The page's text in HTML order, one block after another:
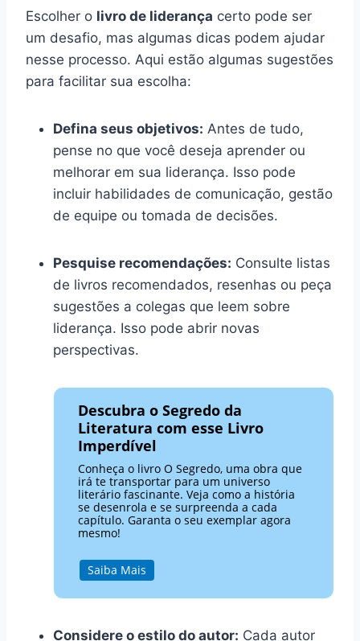
Escolher o livro de liderança certo pode ser
um desafio, mas algumas dicas podem ajudar
nesse processo. Aqui estão algumas sugestões
para facilitar sua escolha:
Defina seus objetivos: Antes de tudo,
pense no que você deseja aprender ou
melhorar em sua liderança. Isso pode
incluir habilidades de comunicação, gestão
de equipe ou tomada de decisões.
Pesquise recomendações: Consulte listas
de livros recomendados, resenhas ou peça
sugestões a colegas que leem sobre
liderança. Isso pode abrir novas
perspectivas.
Descubra o Segredo da
Literatura com esse Livro
Imperdível
Conheça o livro O Segredo, uma obra que
irá te transportar para um universo
literário fascinante. Veja como a história
se desenrola e se surpreenda a cada
capítulo. Garanta o seu exemplar agora
mesmo!
Saiba Mais
Considere o estilo do autor: Cada autor